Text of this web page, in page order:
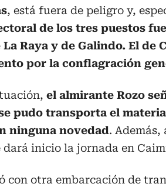
, está fuera de peligro y,
de los tres puestos
Raya y de Galindo. El de
por la conflagración
el almirante Rozo
pudo transporta el
ninguna novedad. Además,
dará inicio la jornada en
con otra embarcación de